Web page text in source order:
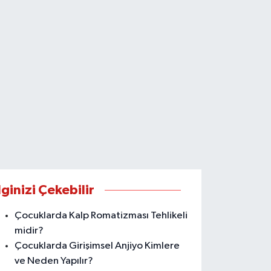
Çekebilir
Çocuklarda Kalp Romatizması Tehlikeli
midir?
Çocuklarda Girişimsel Anjiyo Kimlere
ve Neden Yapılır?